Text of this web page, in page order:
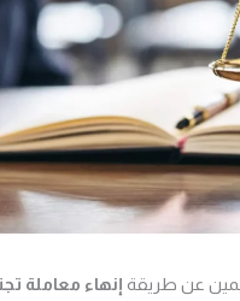
عن طريقة إنهاء معاملة